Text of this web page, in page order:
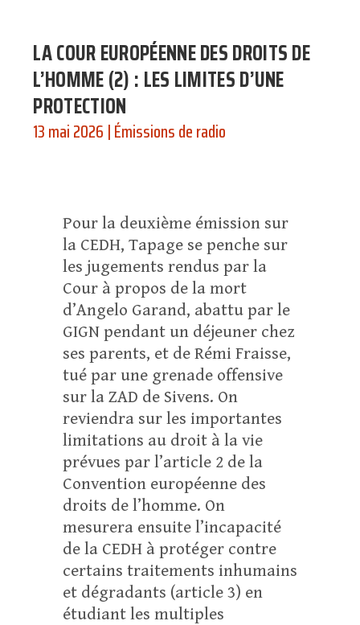
LA COUR EUROPÉENNE DES DROITS DE
L’HOMME (2) : LES LIMITES D’UNE
PROTECTION
13 mai 2026 |Émissions de radio
Pour la deuxième émission sur
la CEDH, Tapage se penche sur
les jugements rendus par la
Cour à propos de la mort
d’Angelo Garand, abattu par le
GIGN pendant un déjeuner chez
ses parents, et de Rémi Fraisse,
tué par une grenade offensive
sur la ZAD de Sivens. On
reviendra sur les importantes
limitations au droit à la vie
prévues par l’article 2 de la
Convention européenne des
droits de l’homme. On
mesurera ensuite l’incapacité
de la CEDH à protéger contre
certains traitements inhumains
et dégradants (article 3) en
étudiant les multiples